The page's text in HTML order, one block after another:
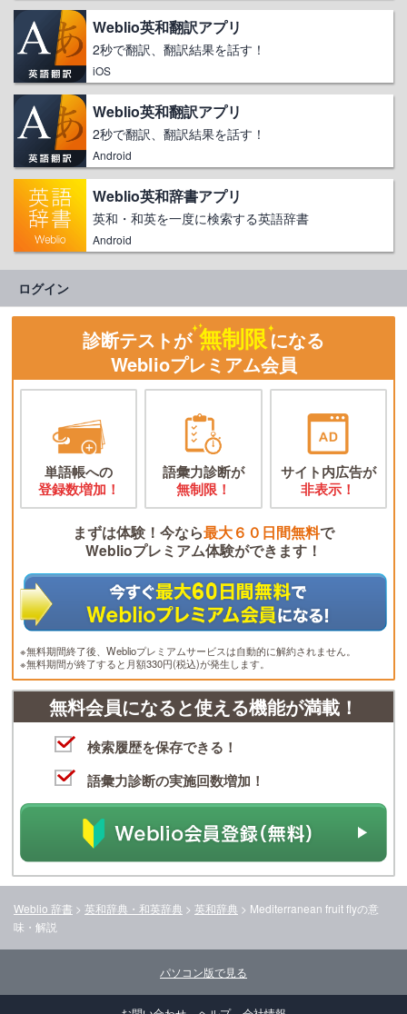
Weblio英和翻訳アプリ
2秒で翻訳、翻訳結果を話す！
iOS
Weblio英和翻訳アプリ
2秒で翻訳、翻訳結果を話す！
Android
Weblio英和辞書アプリ
英和・和英を一度に検索する英語辞書
Android
ログイン
診断テストが 無制限になる
Weblioプレミアム会員
単語帳への
登録数増加！
語彙力診断が
無制限！
サイト内広告が
非表示！
まずは体験！今なら最大６０日間無料で
Weblioプレミアム体験ができます！
※無料期間終了後、Weblioプレミアムサービスは自動的に解約されません。
※無料期間が終了すると月額330円(税込)が発生します。
無料会員になると使える機能が満載！
検索履歴を保存できる！
語彙力診断の実施回数増加！
Weblio 辞書 > 英和辞典・和英辞典 > 英和辞典 > Mediterranean fruit flyの意
味・解説
パソコン版で見る